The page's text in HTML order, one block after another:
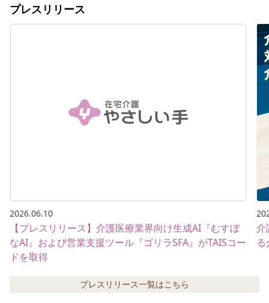
プレスリリース
2026.06.10
【プレスリリース】介護医療業界向け生成AI『むすぼ
なAI』および営業支援ツール『ゴリラSFA』がTAISコー
ドを取得
介
プレスリリース一覧はこちら